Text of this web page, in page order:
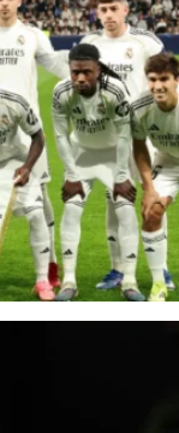
le
en Galice pour
très réduits
au sein
avant les